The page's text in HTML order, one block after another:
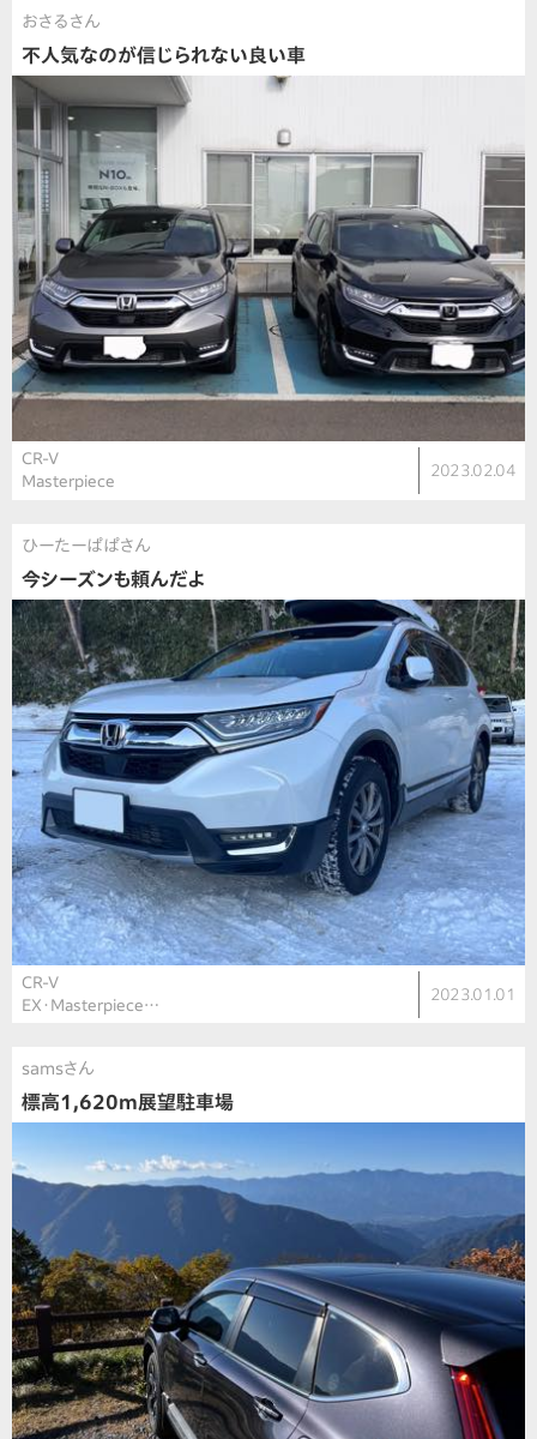
おさるさん
不人気なのが信じられない良い車
CR-V
Masterpiece
2023.02.04
ひーたーぱぱさん
今シーズンも頼んだよ
CR-V
EX・Masterpiece…
2023.01.01
samsさん
標高1,620m展望駐車場